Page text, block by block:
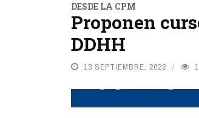
DESDE LA CPM
Proponen
DDHH
13 SEPTIEMBRE, 2022